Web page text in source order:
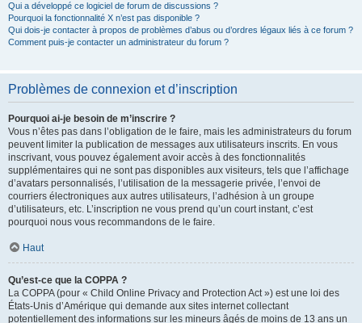
Qui a développé ce logiciel de forum de discussions ?
Pourquoi la fonctionnalité X n’est pas disponible ?
Qui dois-je contacter à propos de problèmes d’abus ou d’ordres légaux liés à ce forum ?
Comment puis-je contacter un administrateur du forum ?
Problèmes de connexion et d’inscription
Pourquoi ai-je besoin de m’inscrire ?
Vous n’êtes pas dans l’obligation de le faire, mais les administrateurs du forum
peuvent limiter la publication de messages aux utilisateurs inscrits. En vous
inscrivant, vous pouvez également avoir accès à des fonctionnalités
supplémentaires qui ne sont pas disponibles aux visiteurs, tels que l’affichage
d’avatars personnalisés, l’utilisation de la messagerie privée, l’envoi de
courriers électroniques aux autres utilisateurs, l’adhésion à un groupe
d’utilisateurs, etc. L’inscription ne vous prend qu’un court instant, c’est
pourquoi nous vous recommandons de le faire.
Haut
Qu’est-ce que la COPPA ?
La COPPA (pour « Child Online Privacy and Protection Act ») est une loi des
États-Unis d’Amérique qui demande aux sites internet collectant
potentiellement des informations sur les mineurs âgés de moins de 13 ans un